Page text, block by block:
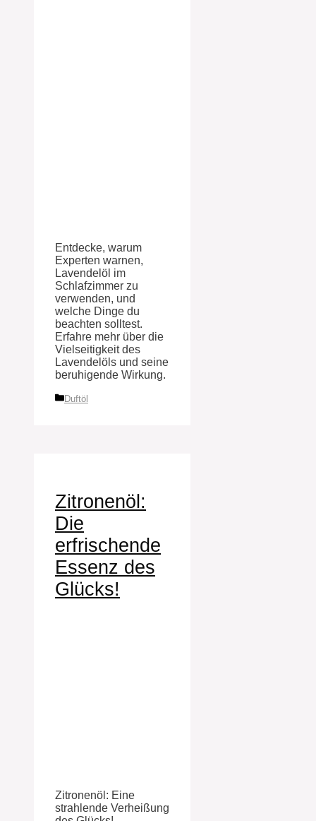
Entdecke, warum
Experten warnen,
Lavendelöl im
Schlafzimmer zu
verwenden, und
welche Dinge du
beachten solltest.
Erfahre mehr über die
Vielseitigkeit des
Lavendelöls und seine
beruhigende Wirkung.
Kategorien
Duftöl
Zitronenöl:
Die
erfrischende
Essenz des
Glücks!
Zitronenöl: Eine
strahlende Verheißung